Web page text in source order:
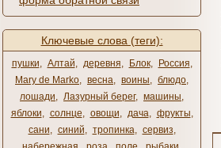
Ключевые слова (теги):
пушки, Алтай, деревня, Блок, Россия,
Mary de Marko, весна, воины, блюдо,
лошади, Лазурный берег, машины,
яблоки, солнце, овощи, дача, фрукты,
сани, синий, тропинка, сервиз,